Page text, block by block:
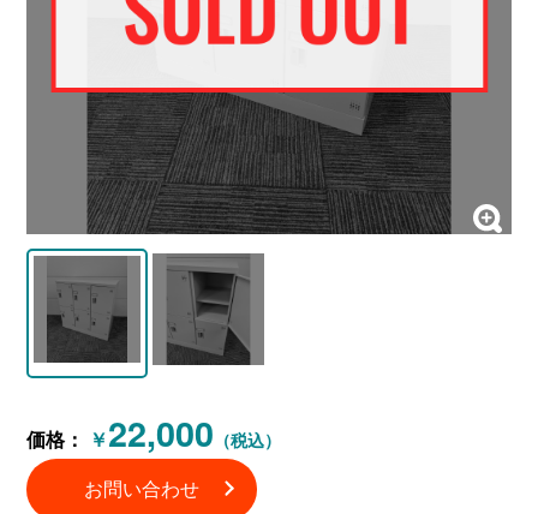
価格： ￥22,000 （税込）
お問い合わせ